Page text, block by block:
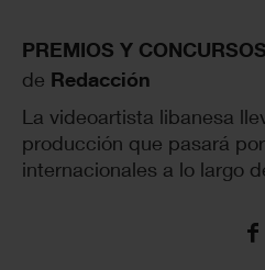
PREMIOS Y CONCURSOS
de Redacción
La videoartista libanesa
producción que pasará
internacionales a lo largo